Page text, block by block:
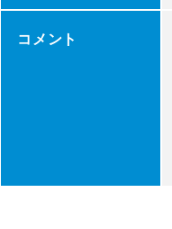
コメント